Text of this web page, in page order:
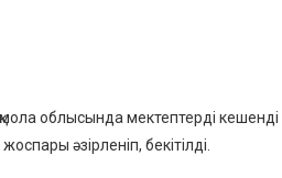
облысында мектептерді
әзірленіп, бекітілді.